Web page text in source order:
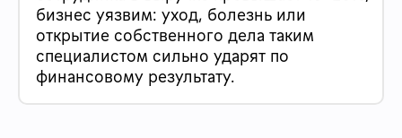
бизнес уязвим: уход, болезнь или
открытие собственного дела таким
специалистом сильно ударят по
финансовому результату.